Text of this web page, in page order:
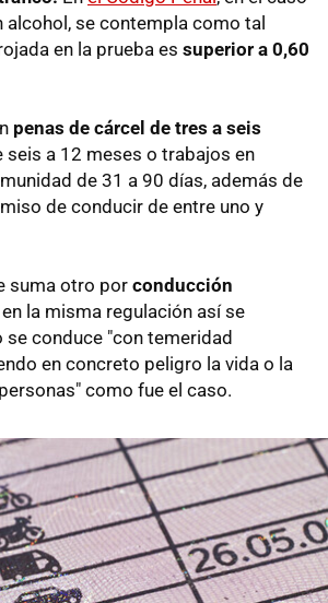
alcohol, se contempla como tal
en la prueba es superior a 0,60
penas de cárcel de tres a seis
seis a 12 meses o trabajos en
de 31 a 90 días, además de
de conducir de entre uno y
suma otro por conducción
en la misma regulación así se
se conduce "con temeridad
en concreto peligro la vida o la
como fue el caso.